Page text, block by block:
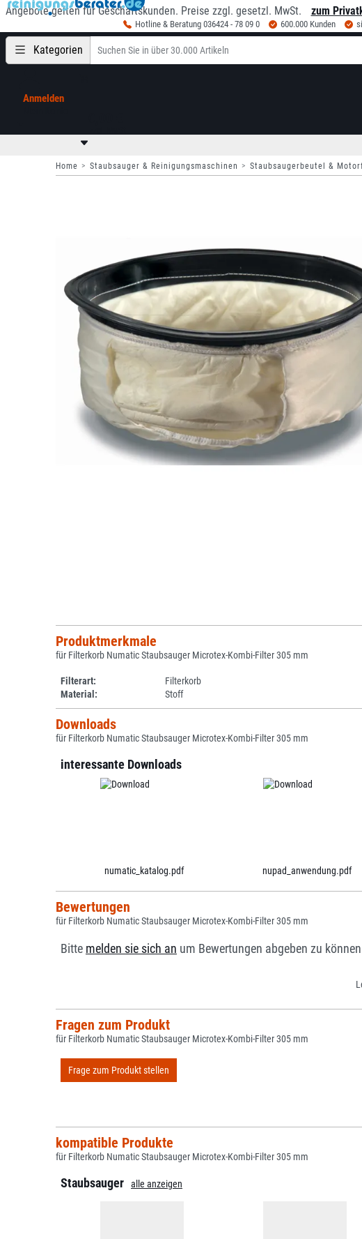
Angebote gelten für Geschäftskunden. Preise zzgl. gesetzl. MwSt. zum
Hotline & Beratung 036424 - 78 09 0 600.000 Kunden
Kategorien
Anmelden
Home Staubsauger & Reinigungsmaschinen Staubsaugerbeutel &
Produktmerkmale
für Filterkorb Numatic Staubsauger Microtex-Kombi-Filter 305 mm
Filterart: Filterkorb
Material:
Stoff
Downloads
für Filterkorb Numatic Staubsauger Microtex-Kombi-Filter 305 mm
interessante Downloads
numatic_katalog.pdf nupad_anwendung.pdf
Bewertungen
für Filterkorb Numatic Staubsauger Microtex-Kombi-Filter 305 mm
Bitte melden sie sich an um Bewertungen abgeben zu
Fragen zum Produkt
für Filterkorb Numatic Staubsauger Microtex-Kombi-Filter 305 mm
Frage zum Produkt stellen
kompatible Produkte
für Filterkorb Numatic Staubsauger Microtex-Kombi-Filter 305 mm
Staubsauger alle anzeigen